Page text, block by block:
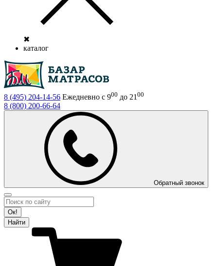
✖
каталог
8 (495) 204-14-56 Ежедневно с 900 до 21 00
8 (800) 200-66-64
Обратный звонок
Ок!
Найти